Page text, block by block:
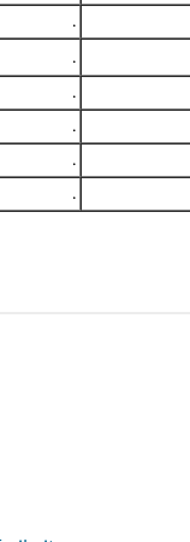
.
.
.
.
.
.